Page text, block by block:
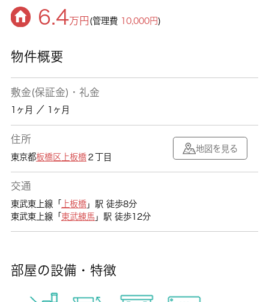
6.4万円 (管理費 10,000円)
物件概要
敷金(保証金)・礼金
1ヶ月 ／ 1ヶ月
住所
東京都板橋区 上板橋２丁目
地図を見る
交通
東武東上線「 上板橋」駅 徒歩8分
東武東上線「 東武練馬 」駅 徒歩12分
部屋の設備・特徴